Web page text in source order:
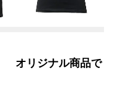
オリジナル商品で